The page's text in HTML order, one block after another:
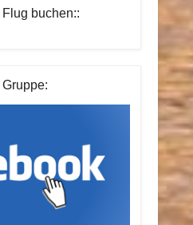
buchen::